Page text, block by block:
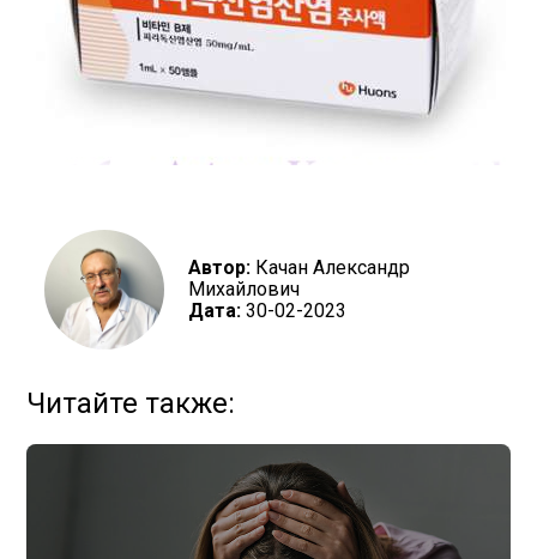
Автор: Качан Александр
Михайлович
Дата:30-02-2023
Читайте также: